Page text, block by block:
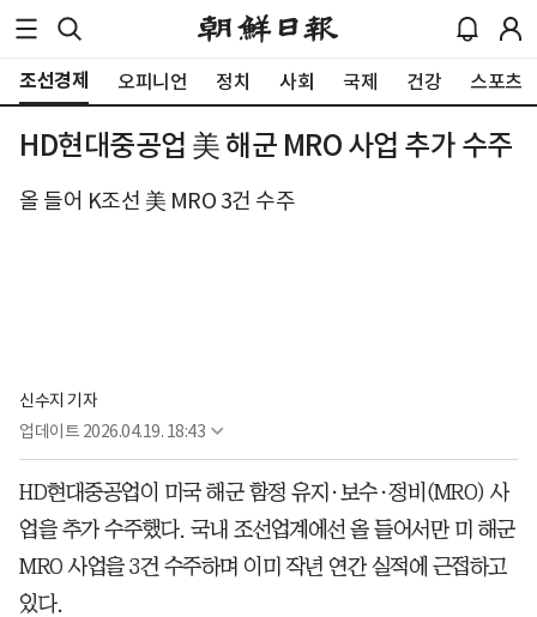
조선경제 오피니언 정치 사회 국제 건강 스포츠
HD현대중공업 美 해군 MRO 사업 추가 수주
올 들어 K조선 美 MRO 3건 수주
신수지 기자
업데이트 2026.04.19. 18:43
HD현대중공업이 미국 해군 함정 유지·보수·정비(MRO) 사
업을 추가 수주했다. 국내 조선업계에선 올 들어서만 미 해군
MRO 사업을 3건 수주하며 이미 작년 연간 실적에 근접하고
있다.